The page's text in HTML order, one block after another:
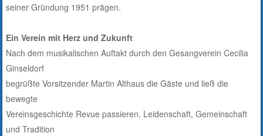
seiner Gründung 1951 prägen.
Ein Verein mit Herz und Zukunft
Nach dem musikalischen Auftakt durch den Gesangverein Cecilia
Ginseldorf
begrüßte Vorsitzender Martin Althaus die Gäste und ließ die
bewegte
Vereinsgeschichte Revue passieren. Leidenschaft, Gemeinschaft
und Tradition